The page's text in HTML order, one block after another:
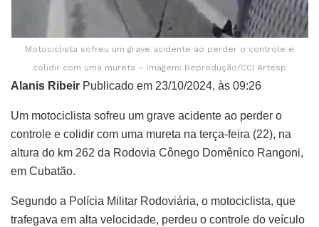
Motociclista sofreu um grave acidente ao perder o controle e
colidir com uma mureta – Imagem: Reprodução/CCI Artesp
Alanis Ribeir Publicado em 23/10/2024, às 09:26
Um motociclista sofreu um grave acidente ao perder o
controle e colidir com uma mureta na terça-feira (22), na
altura do km 262 da Rodovia Cônego Domênico Rangoni,
em Cubatão.
Segundo a Polícia Militar Rodoviária, o motociclista, que
trafegava em alta velocidade, perdeu o controle do veículo